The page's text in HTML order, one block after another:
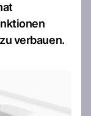
verbauen.